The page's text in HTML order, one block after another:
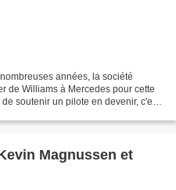
années, la société
de Williams à Mercedes pour cette
soutenir un pilote en devenir, c'est
Magnussen et